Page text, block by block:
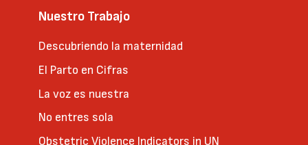
Nuestro Trabajo
Descubriendo la maternidad
El Parto en Cifras
La voz es nuestra
No entres sola
Obstetric Violence Indicators in UN